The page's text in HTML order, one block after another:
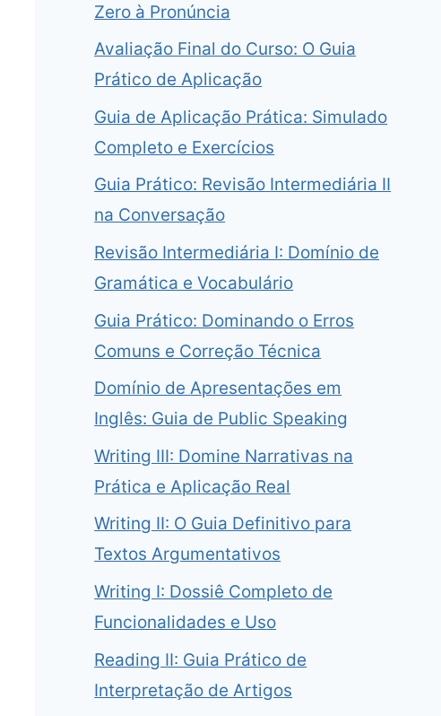
Zero à Pronúncia
Avaliação Final do Curso: O Guia
Prático de Aplicação
Guia de Aplicação Prática: Simulado
Completo e Exercícios
Guia Prático: Revisão Intermediária II
na Conversação
Revisão Intermediária I: Domínio de
Gramática e Vocabulário
Guia Prático: Dominando o Erros
Comuns e Correção Técnica
Domínio de Apresentações em
Inglês: Guia de Public Speaking
Writing III: Domine Narrativas na
Prática e Aplicação Real
Writing II: O Guia Definitivo para
Textos Argumentativos
Writing I: Dossiê Completo de
Funcionalidades e Uso
Reading II: Guia Prático de
Interpretação de Artigos